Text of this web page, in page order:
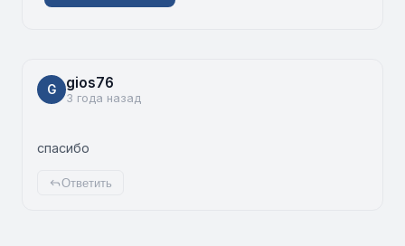
G gios76
3 года назад
спасибо
Ответить